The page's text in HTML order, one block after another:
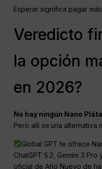
Esperar significa pagar
Veredicto
la opción
en 2026?
No hay ningún Nano
Pero allí esuna alternativa
Global GPT te ofrece
ChatGPT 5.2, Gemini 3 Pro
oficial de Año Nuevo de